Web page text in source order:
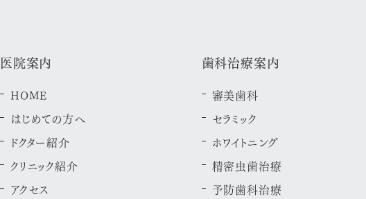
医院案内
HOME
はじめての方へ
ドクター紹介
クリニック紹介
アクセス
歯科治療案内
審美歯科
セラミック
ホワイトニング
精密虫歯治療
予防歯科治療